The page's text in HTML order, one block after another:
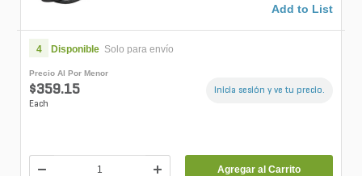
Add to List
4 Disponible Solo para envío
Precio Al Por Menor
$359.15
Each
Inicia sesión y ve tu precio.
Agregar al Carrito